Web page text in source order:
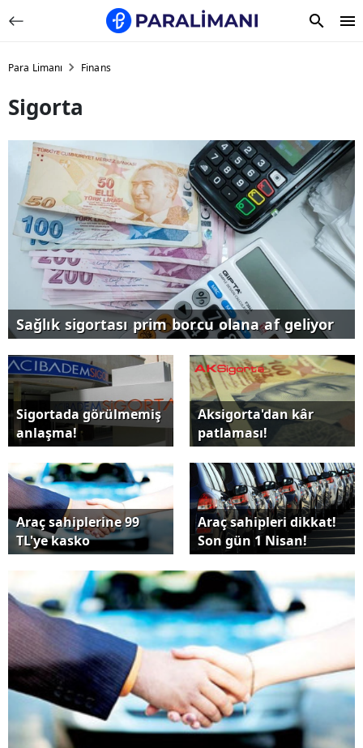
Para Limanı Finans
Sigorta
Sağlık sigortası prim borcu olana af geliyor
Sigortada görülmemiş
anlaşma!
Aksigorta'dan kâr
patlaması!
Araç sahiplerine 99
TL'ye kasko
Araç sahipleri dikkat!
Son gün 1 Nisan!